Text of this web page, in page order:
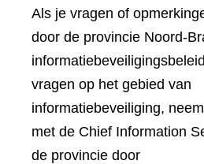
Als je vragen of
door de provincie Noord-
vragen op het gebied van
informatiebeveiliging,
met de Chief Information
de provincie door